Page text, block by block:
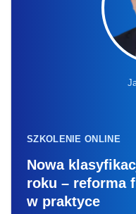
SZKOLENIE ONLINE
Nowa
roku – reforma
w praktyce